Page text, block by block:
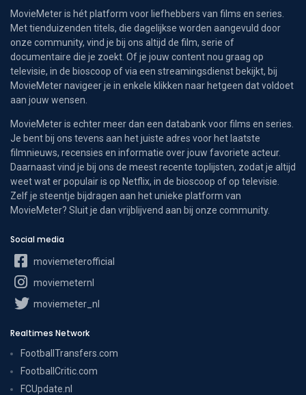
MovieMeter is hét platform voor liefhebbers van films en series.
Met tienduizenden titels, die dagelijkse worden aangevuld door
onze community, vind je bij ons altijd de film, serie of
documentaire die je zoekt. Of je jouw content nou graag op
televisie, in de bioscoop of via een streamingsdienst bekijkt, bij
MovieMeter navigeer je in enkele klikken naar hetgeen dat voldoet
aan jouw wensen.
MovieMeter is echter meer dan een databank voor films en series.
Je bent bij ons tevens aan het juiste adres voor het laatste
filmnieuws, recensies en informatie over jouw favoriete acteur.
Daarnaast vind je bij ons de meest recente toplijsten, zodat je altijd
weet wat er populair is op Netflix, in de bioscoop of op televisie.
Zelf je steentje bijdragen aan het unieke platform van
MovieMeter? Sluit je dan vrijblijvend aan bij onze community.
Social media
moviemeterofficial
moviemeternl
moviemeter_nl
Realtimes Network
FootballTransfers.com
FootballCritic.com
FCUpdate.nl